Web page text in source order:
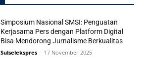
Simposium Nasional SMSI: Penguatan
Kerjasama Pers dengan Platform Digital
Bisa Mendorong Jurnalisme Berkualitas
Sulselekspres - 17 November 2025